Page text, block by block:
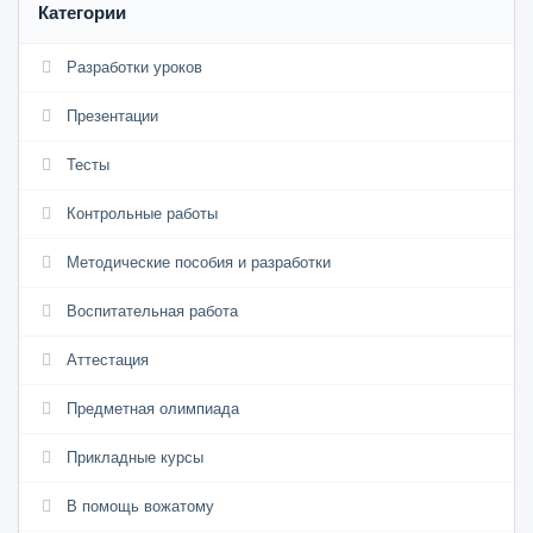
Категории
Разработки уроков
Презентации
Тесты
Контрольные работы
Методические пособия и разработки
Воспитательная работа
Аттестация
Предметная олимпиада
Прикладные курсы
В помощь вожатому